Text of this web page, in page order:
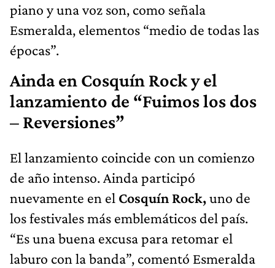
piano y una voz son, como señala
Esmeralda, elementos “medio de todas las
épocas”.
Ainda en Cosquín Rock y el
lanzamiento de “Fuimos los dos
– Reversiones”
El lanzamiento coincide con un comienzo
de año intenso. Ainda participó
nuevamente en el Cosquín Rock,uno de
los festivales más emblemáticos del país.
“Es una buena excusa para retomar el
laburo con la banda”, comentó Esmeralda